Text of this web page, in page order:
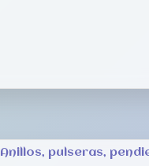
Anillos, pulseras,